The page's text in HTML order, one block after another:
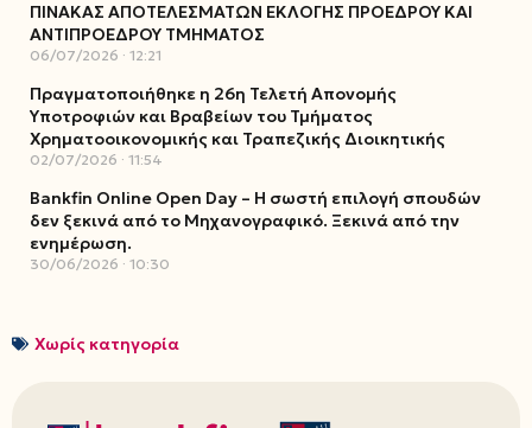
ΠΙΝΑΚΑΣ ΑΠΟΤΕΛΕΣΜΑΤΩΝ ΕΚΛΟΓΗΣ ΠΡΟΕΔΡΟΥ ΚΑΙ
ΑΝΤΙΠΡΟΕΔΡΟΥ ΤΜΗΜΑΤΟΣ
06/07/2026 12:21
Πραγματοποιήθηκε η 26η Τελετή Απονομής
Υποτροφιών και Βραβείων του Τμήματος
Χρηματοοικονομικής και Τραπεζικής Διοικητικής
02/07/2026 11:54
Bankfin Online Open Day – Η σωστή επιλογή σπουδών
δεν ξεκινά από το Μηχανογραφικό. Ξεκινά από την
ενημέρωση.
30/06/2026 10:30
Χωρίς κατηγορία